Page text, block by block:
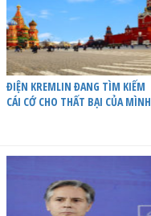
ĐIỆN KREMLIN ĐANG TÌM KIẾM
CÁI CỚ CHO THẤT BẠI CỦA MÌNH